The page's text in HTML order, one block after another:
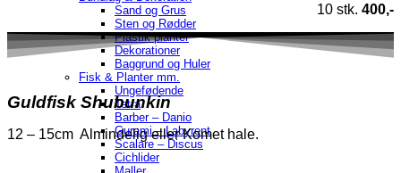
Sand og Grus
Sten og Rødder
Plastik planter
Dekorationer
Baggrund og Huler
Fisk & Planter mm.
Ungefødende
Tetra
Barber – Danio
Gurami – Labyrent
Scalare – Discus
Cichlider
10 stk. 400,-
Guldfisk Shubunkin
12 – 15cm Almindelig eller Komet hale.